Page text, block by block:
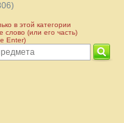
в этой категории
слово (или его часть)
Enter)